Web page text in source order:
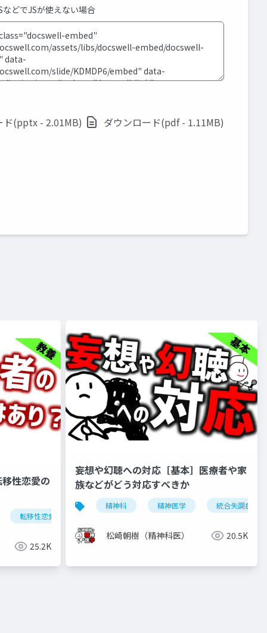
などでJSが使えない場合
ド(pptx - 2.01MB) ダウンロード(pdf - 1.11MB)
性恋愛の
転移性恋愛
25.2K
妄想や幻聴への対応［基本］医療者や家
族などがどう対応すべきか
精神科 精神医学 統合失調症
松崎朝樹（精神科医） 20.5K